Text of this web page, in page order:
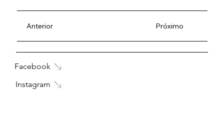
Anterior Próximo
Facebook
Instagram